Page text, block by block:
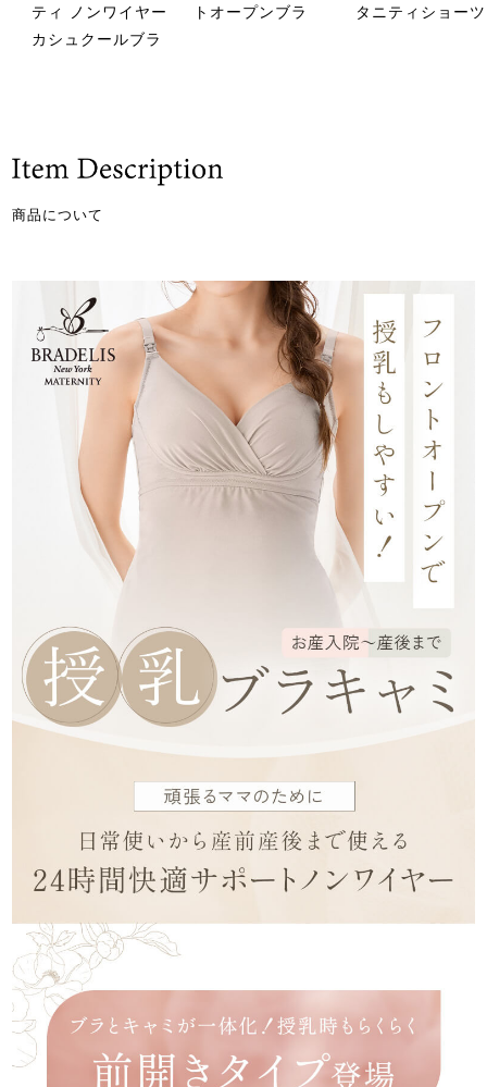
ティ ノンワイヤー
カシュクールブラ
トオープンブラ
タニティショーツ
商品について